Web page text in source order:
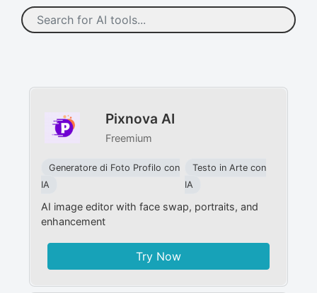
Pixnova AI
Freemium
Generatore di Foto Profilo con
IA
Testo in Arte con
IA
AI image editor with face swap, portraits, and
enhancement
Try Now